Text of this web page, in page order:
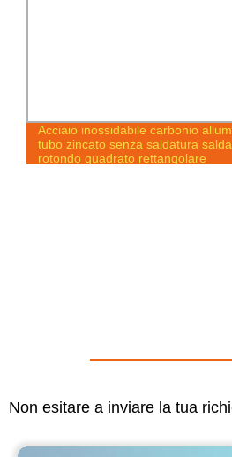
Acciaio inossidabile carbonio
tubo zincato senza saldatura
rotondo quadrato rettangolare
Non esitare a inviare la tua